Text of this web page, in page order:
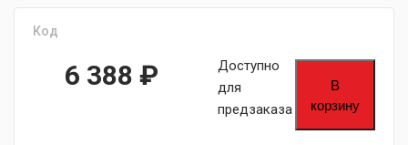
Код
6 388 ₽
Доступно
для
предзаказа
В
корзину